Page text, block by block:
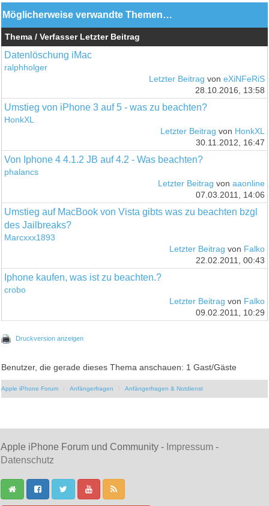
Möglicherweise verwandte Themen…
Thema / Verfasser Letzter Beitrag
Datenlöschung iMac
ralphholger
Letzter Beitrag von eXiNFeRiS
28.10.2016, 13:58
Umstieg von iPhone 3 auf 5 - was zu beachten?
HonkXL
Letzter Beitrag von HonkXL
30.11.2012, 16:47
Von Iphone 4 4.1.2 JB auf 4.2 - Was beachten?
phalancs
Letzter Beitrag von aaonline
07.03.2011, 14:06
Umstieg auf MacBook von Vista gibts was zu beachten bzgl
des Jailbreaks?
Marcxxx1893
Letzter Beitrag von Falko
22.02.2011, 00:43
Iphone kaufen, was ist zu beachten.?
crobo
Letzter Beitrag von Falko
09.02.2011, 10:29
Druckversion anzeigen
Benutzer, die gerade dieses Thema anschauen: 1 Gast/Gäste
Apple iPhone Forum Anfängerfragen Anfängerfragen & Notdienst
Apple iPhone Forum und Community - Impressum -
Datenschutz